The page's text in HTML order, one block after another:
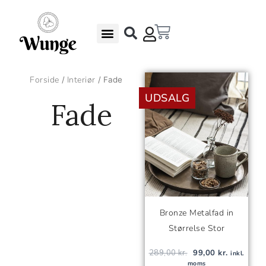
Kurv
Forside / Interiør / Fade
Fade UDSALG
Bronze Metalfad in
Størrelse Stor
289,00kr.
oprindelige
var:
289,00 kr..
99,00 kr.
Den
aktuelle
pris
er:
99,00 kr..
inkl.
moms